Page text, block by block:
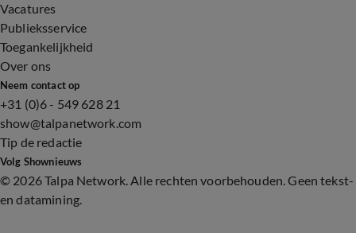
Vacatures
Publieksservice
Toegankelijkheid
Over ons
Neem contact op
+31 (0)6 - 549 628 21
show@talpanetwork.com
Tip de redactie
Volg Shownieuws
© 2026 Talpa Network. Alle rechten voorbehouden. Geen tekst-
en datamining.